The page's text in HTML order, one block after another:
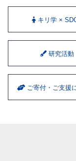
キリ学 ×
研究活動
ご寄付・ご支援